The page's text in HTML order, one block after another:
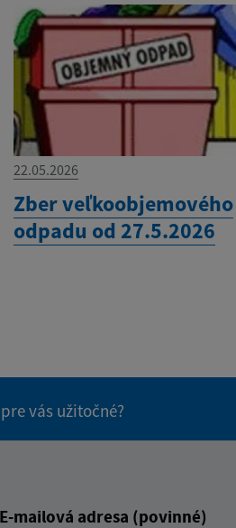
22.05.2026
Zber veľkoobjemového
odpadu od 27.5.2026
vás užitočné?
E-mailová adresa (povinné)